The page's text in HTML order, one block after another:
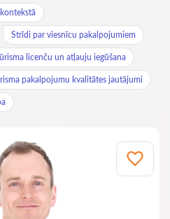
Strīdi par viesnīcu pakalpojumiem
licenču un atļauju iegūšana
pakalpojumu kvalitātes jautājumi